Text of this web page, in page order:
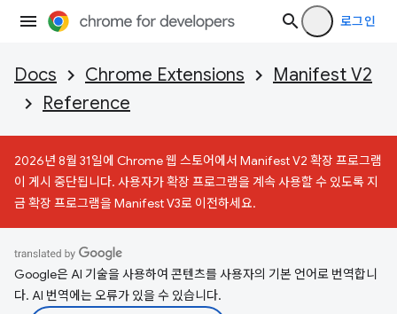
로그인
Docs Chrome Extensions
Manifest V2
Reference
2026년 8월 31일에 Chrome 웹 스토어에서 Manifest V2 확장 프로그램
이 게시 중단됩니다. 사용자가 확장 프로그램을 계속 사용할 수 있도록 지
금 확장 프로그램을 Manifest V3로 이전하세요.
Google은 AI 기술을 사용하여 콘텐츠를 사용자의 기본 언어로 번역합니
다. AI 번역에는 오류가 있을 수 있습니다.